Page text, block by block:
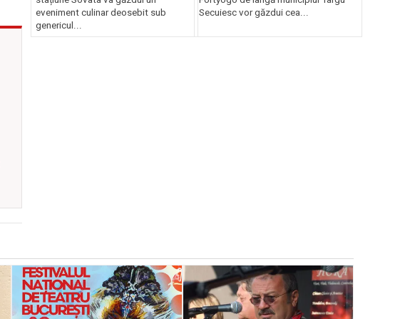
eveniment culinar deosebit sub
genericul...
Secuiesc vor găzdui cea...